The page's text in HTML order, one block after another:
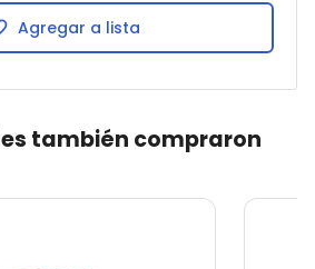
Agregar a lista
también compraron